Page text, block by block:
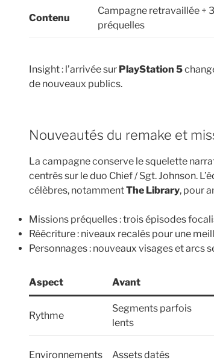
Contenu
Campagne retravaillée +
préquelles
Insight : l’arrivée sur PlayStation 5
de nouveaux publics.
Nouveautés du remake et
La campagne conserve le squelette
centrés sur le duo Chief / Sgt. Johnson.
célèbres, notammentThe Library, pour
Missions préquelles : trois épisodes
Réécriture : niveaux recalés pour une
Personnages : nouveaux visages et arcs
Aspect Avant
Rythme
Segments parfois
lents
Environnements Assets datés